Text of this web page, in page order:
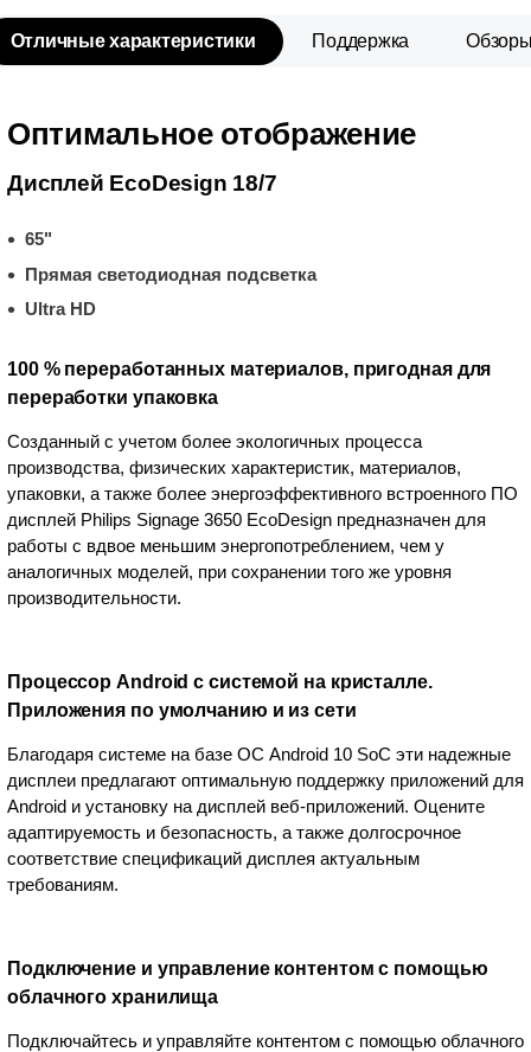
Отличные характеристики Поддержка
Оптимальное отображение
Дисплей EcoDesign 18/7
65"
Прямая светодиодная подсветка
Ultra HD
100 % переработанных материалов, пригодная для
переработки упаковка
Созданный с учетом более экологичных процесса
производства, физических характеристик, материалов,
упаковки, а также более энергоэффективного встроенного ПО
дисплей Philips Signage 3650 EcoDesign предназначен для
работы с вдвое меньшим энергопотреблением, чем у
аналогичных моделей, при сохранении того же уровня
производительности.
Процессор Android с системой на кристалле.
Приложения по умолчанию и из сети
Благодаря системе на базе ОС Android 10 SoC эти надежные
дисплеи предлагают оптимальную поддержку приложений для
Android и установку на дисплей веб-приложений. Оцените
адаптируемость и безопасность, а также долгосрочное
соответствие спецификаций дисплея актуальным
требованиям.
Подключение и управление контентом с помощью
облачного хранилища
Подключайтесь и управляйте контентом с помощью облачного